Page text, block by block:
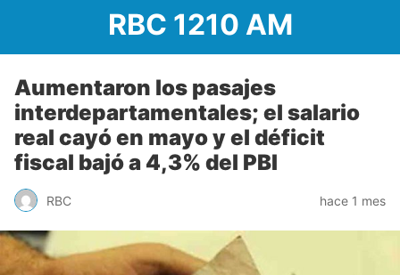
RBC 1210 AM
Aumentaron los pasajes
interdepartamentales; el salario
real cayó en mayo y el déficit
fiscal bajó a 4,3% del PBI
RBC hace 1 mes